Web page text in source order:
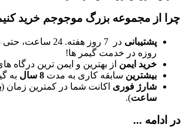
چرا از مجموعه بزرگ موجوجم خرید
پشتیبانی در 7 روز هفته. 24 ساعت، حتی در
روزه در خدمت گیمر ها!
خرید ایمن از بهترین و ایمن ترین درگاه
بیشترین سابقه کاری به مدت 8 سال
به
شارژ فوری اکانت شما در کمترین زمان (
ساعت).
در ادامه ...